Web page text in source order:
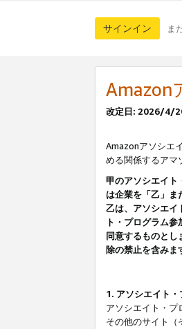
サインイン ま
Amazon
改定日: 2026/4/
Amazonアソシエ
める関係するアマ
甲のアソシエイト
は企業を「乙」ま
乙は、アソシエイ
ト・プログラム
同意するものと
除の禁止を含みま
1. アソシエイト
アソシエイト・プ
その他のサイト（